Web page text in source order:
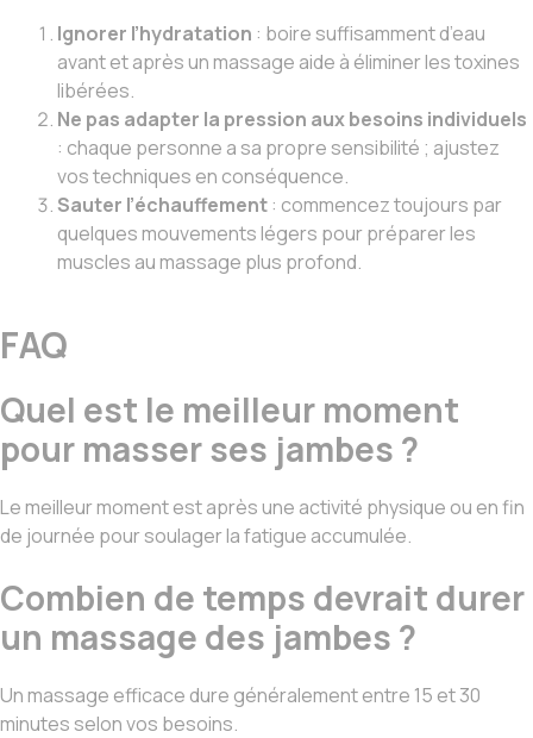
Ignorer l’hydratation : boire suffisamment d’eau
avant et après un massage aide à éliminer les toxines
libérées.
Ne pas adapter la pression aux besoins individuels
: chaque personne a sa propre sensibilité ; ajustez
vos techniques en conséquence.
Sauter l’échauffement : commencez toujours par
quelques mouvements légers pour préparer les
muscles au massage plus profond.
FAQ
Quel est le meilleur moment
pour masser ses jambes ?
Le meilleur moment est après une activité physique ou en fin
de journée pour soulager la fatigue accumulée.
Combien de temps devrait durer
un massage des jambes ?
Un massage efficace dure généralement entre 15 et 30
minutes selon vos besoins.